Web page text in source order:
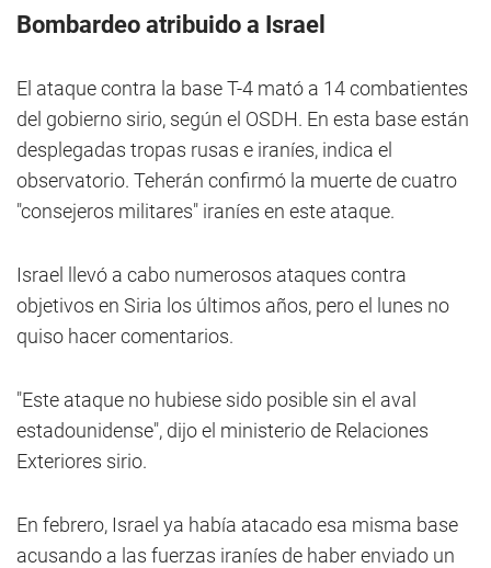
Bombardeo atribuido a Israel
El ataque contra la base T-4 mató a 14 combatientes
del gobierno sirio, según el OSDH. En esta base están
desplegadas tropas rusas e iraníes, indica el
observatorio. Teherán confirmó la muerte de cuatro
"consejeros militares" iraníes en este ataque.
Israel llevó a cabo numerosos ataques contra
objetivos en Siria los últimos años, pero el lunes no
quiso hacer comentarios.
"Este ataque no hubiese sido posible sin el aval
estadounidense", dijo el ministerio de Relaciones
Exteriores sirio.
En febrero, Israel ya había atacado esa misma base
acusando a las fuerzas iraníes de haber enviado un